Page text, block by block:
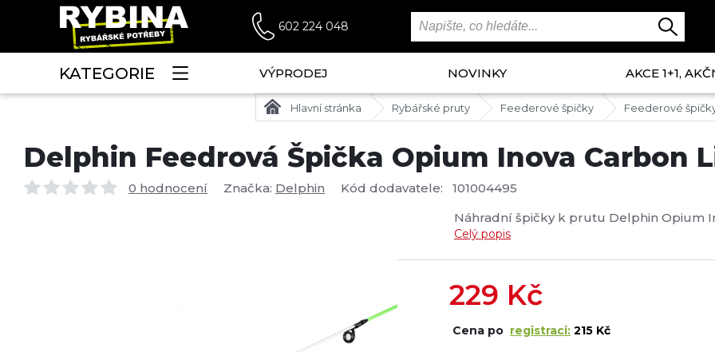
602 224 048
KATEGORIE VÝPRODEJ NOVINKY AKCE 1+1,
Hlavní stránka Rybářské pruty Feederové špičky Feederové
Delphin Feedrová Špička Opium Inova Carbon
0 hodnocení Značka: Delphin Kód dodavatele: 101004495
Náhradní špičky k prutu Delphin Opium
Celý popis
229 Kč
Cena po registraci: 215 Kč